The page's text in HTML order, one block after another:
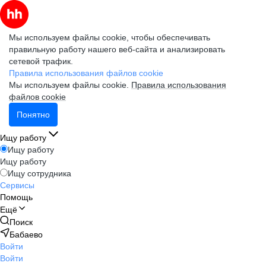
Мы используем файлы cookie, чтобы обеспечивать
правильную работу нашего веб-сайта и анализировать
сетевой трафик.
Правила использования файлов cookie
Мы используем файлы cookie. Правила использования
файлов cookie
Понятно
Ищу работу
Ищу работу
Ищу работу
Ищу сотрудника
Сервисы
Помощь
Ещё
Поиск
Бабаево
Войти
Войти